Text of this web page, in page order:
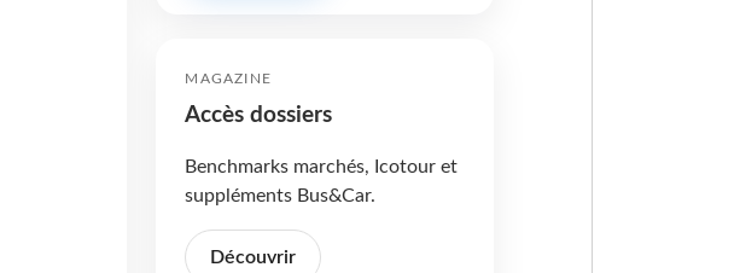
MAGAZINE
Accès dossiers
Benchmarks marchés, Icotour et
suppléments Bus&Car.
Découvrir